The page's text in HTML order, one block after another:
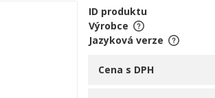
ID produktu
Výrobce
Jazyková verze
Cena s DPH